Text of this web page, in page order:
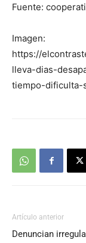
Fuente:
Imagen:
https://
lleva-dias-
tiempo-dificulta-
Artículo anterior
Denuncian